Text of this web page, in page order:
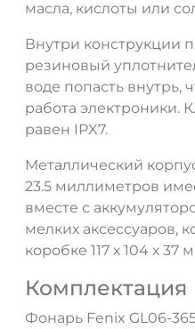
масла, кислоты или
Внутри конструкции
резиновый
воде попасть внутрь,
работа электроники.
равен IPX7.
Металлический
23.5 миллиметров
вместе с
мелких аксессуаров,
коробке 117 х 104 х 37
Комплектация
Фонарь Fenix GL06-